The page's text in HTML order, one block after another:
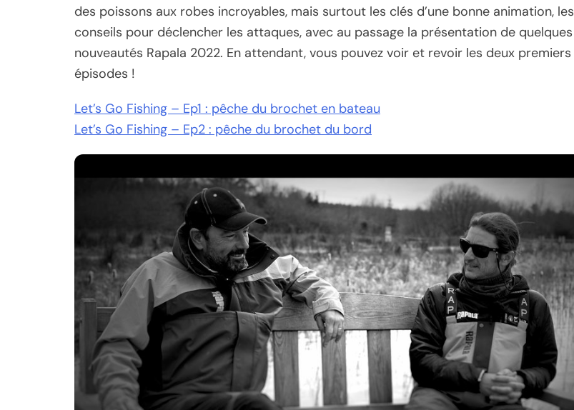
des poissons aux robes incroyables, mais surtout les clés d’une bonne animation, les
conseils pour déclencher les attaques, avec au passage la présentation de quelques
nouveautés Rapala 2022. En attendant, vous pouvez voir et revoir les deux premiers
épisodes !
Let’s Go Fishing – Ep1 : pêche du brochet en bateau
Let’s Go Fishing – Ep2 : pêche du brochet du bord